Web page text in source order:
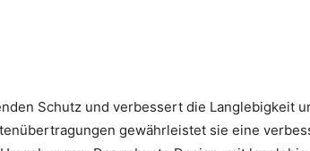
Schutz und verbessert die Langlebigkeit
gewährleistet sie eine